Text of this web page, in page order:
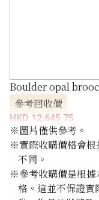
Boulder opal
參考回收價
HKD 12,645.75
※圖片僅供參考。
※實際收購價格會根
不同。
※參考收購價是根據
格。這並不保證實